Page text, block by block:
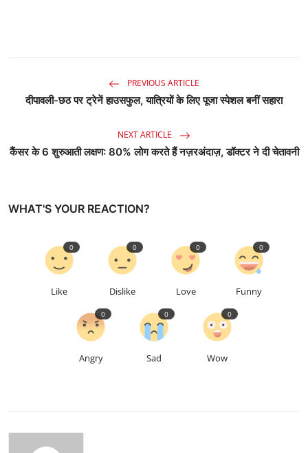
PREVIOUS ARTICLE
दीपावली-छठ पर ट्रेनें हाउसफुल, यात्रियों के लिए पूजा स्पेशल बनीं सहारा
NEXT ARTICLE
कैंसर के 6 शुरुआती लक्षण: 80% लोग करते हैं नज़रअंदाज़, डॉक्टर ने दी चेतावनी
WHAT'S YOUR REACTION?
Like
0
Dislike
0
Love
0
Funny
0
Angry
0
Sad
0
Wow
0